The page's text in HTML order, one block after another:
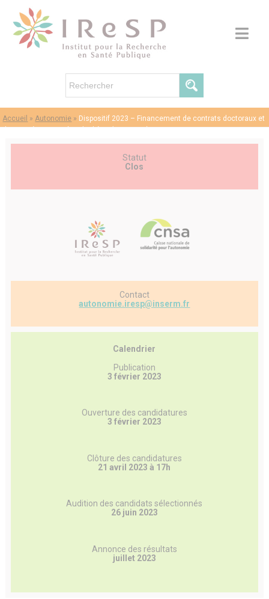
Accueil » Autonomie » Dispositif 2023 – Financement de contrats doctoraux et
de quatrièmes années de thèse (session 1)
Statut
Clos
Contact
autonomie.iresp@inserm.fr
Calendrier
Publication
3 février 2023
Ouverture des candidatures
3 février 2023
Clôture des candidatures
21 avril 2023 à 17h
Audition des candidats sélectionnés
26 juin 2023
Annonce des résultats
juillet 2023